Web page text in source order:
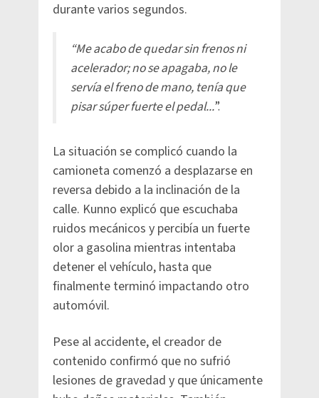
durante varios segundos.
“Me acabo de quedar sin frenos ni
acelerador; no se apagaba, no le
servía el freno de mano, tenía que
pisar súper fuerte el pedal...”.
La situación se complicó cuando la
camioneta comenzó a desplazarse en
reversa debido a la inclinación de la
calle. Kunno explicó que escuchaba
ruidos mecánicos y percibía un fuerte
olor a gasolina mientras intentaba
detener el vehículo, hasta que
finalmente terminó impactando otro
automóvil.
Pese al accidente, el creador de
contenido confirmó que no sufrió
lesiones de gravedad y que únicamente